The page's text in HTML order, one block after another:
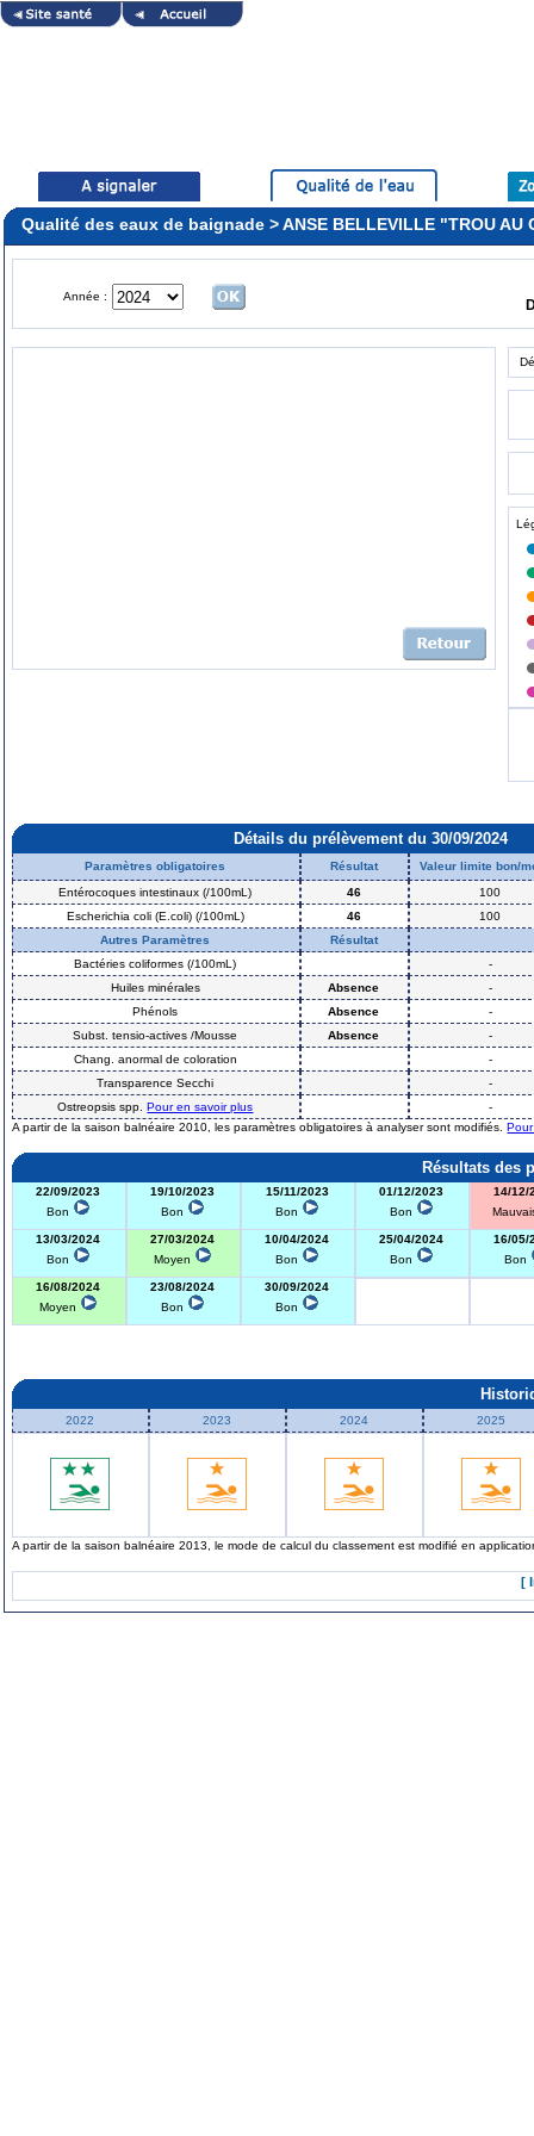
Qualité des eaux de baignade > ANSE BELLEVILLE "TROU AU
Année :
Détails du prélèvement du 30/09/2024
Paramètres obligatoires Résultat
Valeur limite bon/
Entérocoques intestinaux (/100mL)
46
100
Escherichia coli (E.coli) (/100mL)
46
100
Autres Paramètres
Résultat
Bactéries coliformes (/100mL)
-
Huiles minérales
Absence
-
Phénols
Absence
-
Subst. tensio-actives /Mousse
Absence
-
Chang. anormal de coloration
-
Transparence Secchi
-
Ostreopsis spp.Pour en savoir plus
-
A partir de la saison balnéaire 2010, les paramètres obligatoires à analyser sont modifiés.
Résultats des
22/09/2023
Bon
19/10/2023
Bon
15/11/2023
Bon
01/12/2023
Bon
14/12/
13/03/2024
Bon
27/03/2024
Moyen
10/04/2024
Bon
25/04/2024
Bon
16/05/
Bon
16/08/2024
Moyen
23/08/2024
Bon
30/09/2024
Bon
2022 2023 2024 2025
A partir de la saison balnéaire 2013, le mode de calcul du classement est modifié en
[